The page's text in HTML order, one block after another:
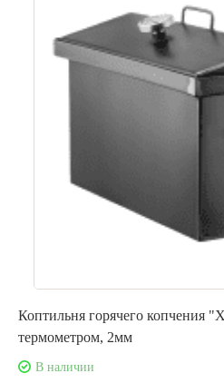
Коптильня горячего копчения
термометром, 2мм
В наличии